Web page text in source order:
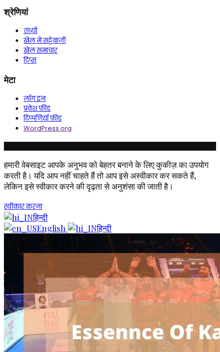
श्रेणियां
तथ्यों
खेल में सट्टेबाजी
खेल समाचार
टिप्स
मेटा
लॉग इन
प्रवेश फ़ीड
टिप्पणियाँ फ़ीड
WordPress.org
हमारी वेबसाइट आपके अनुभव को बेहतर बनाने के लिए कुकीज़ का उपयोग
करती है। यदि आप नहीं चाहते हैं तो आप इसे अस्वीकार कर सकते हैं,
लेकिन इसे स्वीकार करने की दृढ़ता से अनुशंसा की जाती है।
स्वीकार करना
हिन्दी
English
हिन्दी